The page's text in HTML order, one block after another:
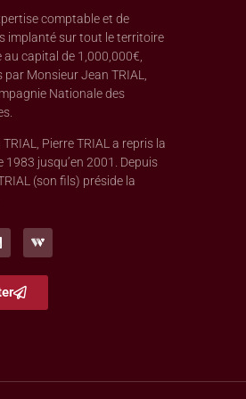
comptable et de
implanté sur tout le territoire
capital de 1,000,000€,
Monsieur Jean TRIAL,
Nationale des
Pierre TRIAL a repris la
1983 jusqu’en 2001. Depuis
(son fils) préside la